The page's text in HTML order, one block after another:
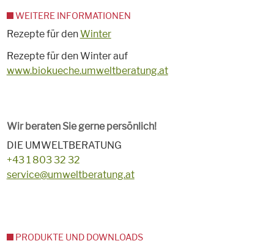
WEITERE INFORMATIONEN
Rezepte für denWinter
Rezepte für den Winter auf
www.biokueche.umweltberatung.at
Wir beraten Sie gerne persönlich!
DIE UMWELTBERATUNG
+43 1 803 32 32
service@umweltberatung.at
PRODUKTE UND DOWNLOADS